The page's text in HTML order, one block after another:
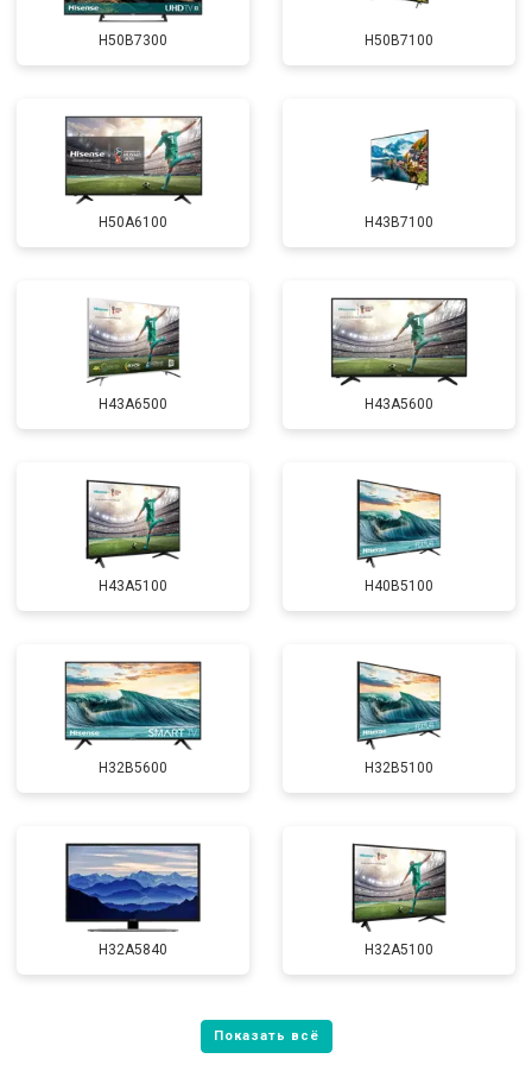
H50B7300 H50B7100
H50A6100 H43B7100
H43A6500 H43A5600
H43A5100 H40B5100
H32B5600 H32B5100
H32A5840 H32A5100